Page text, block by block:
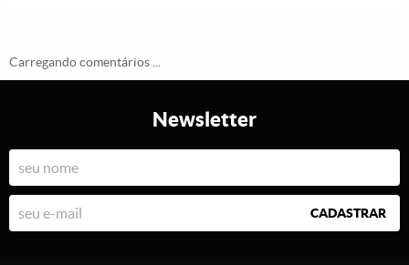
Carregando comentários ...
Newsletter
CADASTRAR